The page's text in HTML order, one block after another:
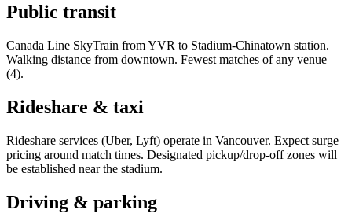
Public transit
Canada Line SkyTrain from YVR to Stadium-Chinatown station.
Walking distance from downtown. Fewest matches of any venue
(4).
Rideshare & taxi
Rideshare services (Uber, Lyft) operate in Vancouver. Expect surge
pricing around match times. Designated pickup/drop-off zones will
be established near the stadium.
Driving & parking